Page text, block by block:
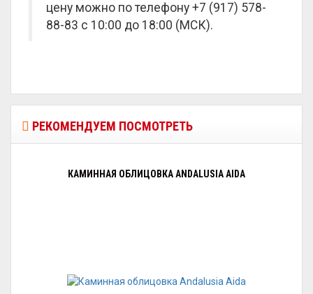
цену можно по телефону +7 (917) 578-
88-83 с 10:00 до 18:00 (МСК).
РЕКОМЕНДУЕМ ПОСМОТРЕТЬ
КАМИННАЯ ОБЛИЦОВКА ANDALUSIA AIDA